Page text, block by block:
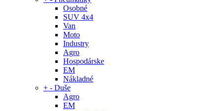
Osobné
SUV 4x4
Van
Moto
Industry
Agro
Hospodárske
EM
Nákladné
+ - Duše
Agro
EM